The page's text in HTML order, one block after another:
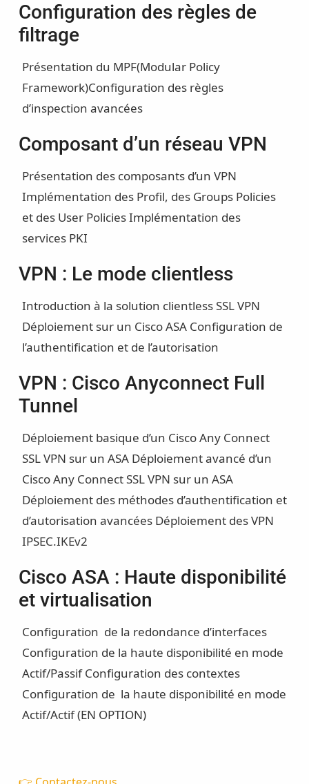
Configuration des règles de
filtrage
Présentation du MPF(Modular Policy
Framework)Configuration des règles
d’inspection avancées
Composant d’un réseau VPN
Présentation des composants d’un VPN
Implémentation des Profil, des Groups Policies
et des User PoliciesImplémentation des
services PKI
VPN : Le mode clientless
Introduction à la solution clientless SSL VPN
Déploiement sur un Cisco ASA Configuration de
l’authentification et de l’autorisation
VPN : Cisco Anyconnect Full
Tunnel
Déploiement basique d’un Cisco Any Connect
SSL VPN sur un ASA Déploiement avancé d’un
Cisco Any Connect SSL VPN sur un ASA
Déploiement des méthodes d’authentification et
d’autorisation avancées Déploiement des VPN
IPSEC.IKEv2
Cisco ASA : Haute disponibilité
et virtualisation
Configuration de la redondance d’interfaces
Configuration de la haute disponibilité en mode
Actif/PassifConfiguration des contextes
Configuration de la haute disponibilité en mode
Actif/Actif (EN OPTION)